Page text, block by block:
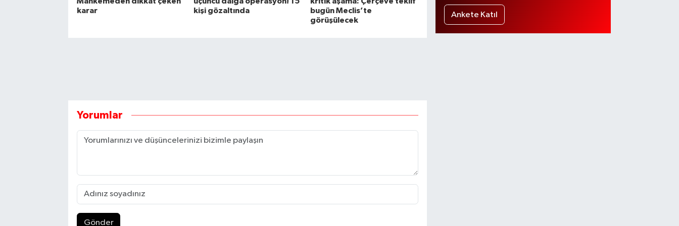
karar
kişi gözaltında
bugün Meclis’te
görüşülecek
Yorumlar
Gönder
Ankete Katıl